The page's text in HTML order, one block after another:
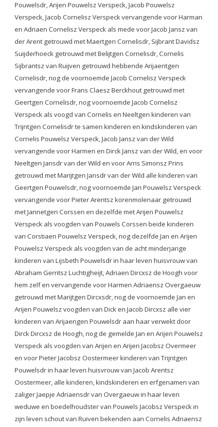
Pouwelsdr, Arijen Pouwelsz Verspeck, Jacob Pouwelsz
Verspeck, Jacob Cornelisz Verspeck vervangende voor Harman
en Adriaen Cornelisz Verspeck als mede voor Jacob Jansz van
der Arent getrouwd met Maertgen Cornelisdr, Sijbrant Davidsz
Suijderhoeck getrouwd met Belijtgen Cornelisdr, Cornelis
Sijbrantsz van Ruijven getrouwd hebbende Arijaentgen
Cornelisdr, nog de voornoemde Jacob Cornelisz Verspeck
vervangende voor Frans Claesz Berckhout getrouwd met
Geertgen Cornelisdr, nog voornoemde Jacob Cornelisz
Verspeck als voogd van Cornelis en Neeltgen kinderen van
Trijntgen Cornelisdr te samen kinderen en kindskinderen van
Cornelis Pouwelsz Verspeck, Jacob Jansz van der Wild
vervangende voor Harmen en Dirck Jansz van der Wild, en voor
Neeltgen Jansdr van der Wild en voor Arris Simonsz Prins
getrouwd met Marijtgen Jansdr van der Wild alle kinderen van
Geertgen Pouwelsdr, nog voornoemde Jan Pouwelsz Verspeck
vervangende voor Pieter Arentsz korenmolenaar getrouwd
met Jannetgen Corssen en dezelfde met Arijen Pouwelsz
Verspeck als voogden van Pouwels Corssen beide kinderen
van Corstiaen Pouwelsz Verspeck, nog dezelfde Jan en Arijen
Pouwelsz Verspeck als voogden van de acht minderjarige
kinderen van Lijsbeth Pouwelsdr in haar leven huisvrouw van
Abraham Gerritsz Luchtigheijt, Adriaen Dircxsz de Hoogh voor
hem zelf en vervangende voor Harmen Adriaensz Overgaeuw
getrouwd met Marijtgen Dircxsdr, nog de voornoemde Jan en
Arijen Pouwelsz voogden van Dick en Jacob Dircxsz alle vier
kinderen van Arijaengen Pouwelsdr aan haar verwekt door
Dirck Dircxsz de Hoogh, nog de gemelde Jan en Arijen Pouwelsz
Verspeck als voogden van Arijen en Arijen Jacobsz Overmeer
en voor Pieter Jacobsz Oostermeer kinderen van Trijntgen
Pouwelsdr in haar leven huisvrouw van Jacob Arentsz
Oostermeer, alle kinderen, kindskinderen en erfgenamen van
zaliger Jaepje Adriaensdr van Overgaeuw in haar leven
weduwe en boedelhoudster van Pouwels Jacobsz Verspeck in
zijn leven schout van Ruiven bekenden aan Cornelis Adriaensz